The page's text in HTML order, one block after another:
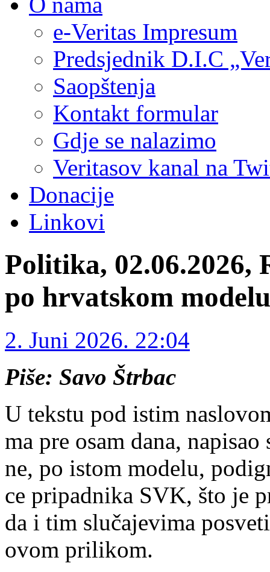
e-Veritas Impresum
Predsjednik D.I.C
Saopštenja
Kontakt formular
Gdje se nalazimo
Veritasov kanal na
Donacije
Linkovi
Politika, 02.06.2026,
po hrvatskom
2. Juni 2026. 22:04
Piše: Savo Štrbac
U tek­stu pod istim
ma pre osam da­na,
ne, po istom mo­de­lu,
ce pri­pad­ni­ka SVK, što je
da i tim slu­ča­je­vi­ma
ovom pri­li­kom.